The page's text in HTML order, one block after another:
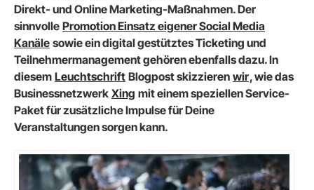
Direkt- und Online Marketing-Maßnahmen. Der
sinnvolle Promotion Einsatz eigener Social Media
Kanäle sowie ein digital gestütztes Ticketing und
Teilnehmermanagement gehören ebenfalls dazu. In
diesem Leuchtschrift Blogpost skizzieren wir, wie das
Businessnetzwerk Xing mit einem speziellen Service-
Paket für zusätzliche Impulse für Deine
Veranstaltungen sorgen kann.